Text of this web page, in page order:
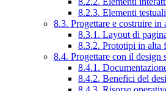
8.2.3. Elementi
8.3. Progettare e costruire in
8.3.1. Layout di
8.3.2. Prototipi in alta
8.4. Progettare con il design
8.4.1.
8.4.2. Benefici del